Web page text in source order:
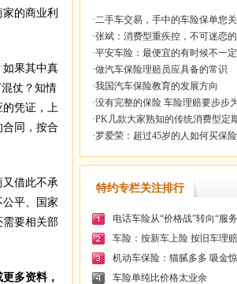
的商业利
果其中真
仗？知情
的凭证，上
同，按合
借此不承
平、国家
需要相关部
多资料，
·二手车交易，手中的车险保单您
·张斌：消费型重疾控，不可迷恋
·平安车险：最便宜的有时候不一
·做汽车保险理赔员应具备的常识
·我国汽车保险教育的发展方向
·没有完整的保险 车险理赔要步步
·PK几款大家熟知的传统消费型定
·罗爱荣：超过45岁的人如何买保险
特约专栏关注排行
电话车险从“价格战”转向“服务
车险：按新车上险 按旧车理赔
机动车保险：猫腻多多 吸金
车险单纯比价格太业余